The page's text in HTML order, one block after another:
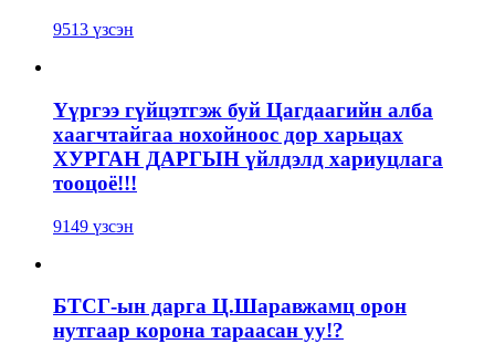
9513 үзсэн
Үүргээ гүйцэтгэж буй Цагдаагийн алба
хаагчтайгаа нохойноос дор харьцах
ХУРГАН ДАРГЫН үйлдэлд хариуцлага
тооцоё!!!
9149 үзсэн
БТСГ-ын дарга Ц.Шаравжамц орон
нутгаар корона тараасан уу!?